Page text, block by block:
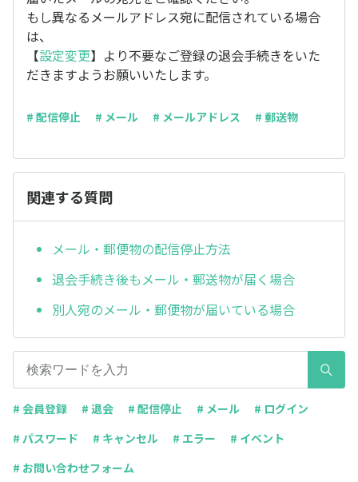
もし異なるメールアドレス宛に配信されている場合
は、
【設定変更】より不要なご登録の退会手続きをいた
だきますようお願いいたします。
# 配信停止 # メール # メールアドレス # 郵送物
関連する質問
メール・郵便物の配信停止方法
退会手続き後もメール・郵送物が届く場合
別人宛のメール・郵便物が届いている場合
# 会員登録 # 退会 # 配信停止 # メール
# ログイン
# パスワード
# キャンセル # エラー
# イベント
# お問い合わせフォーム